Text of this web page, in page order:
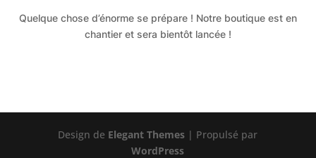
Quelque chose d’énorme se prépare ! Notre boutique est en
chantier et sera bientôt lancée !
Design de Elegant Themes | Propulsé par
WordPress